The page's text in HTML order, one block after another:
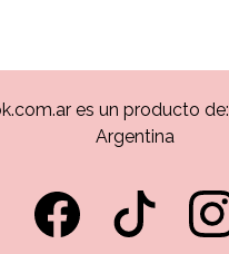
es un producto de:
Argentina